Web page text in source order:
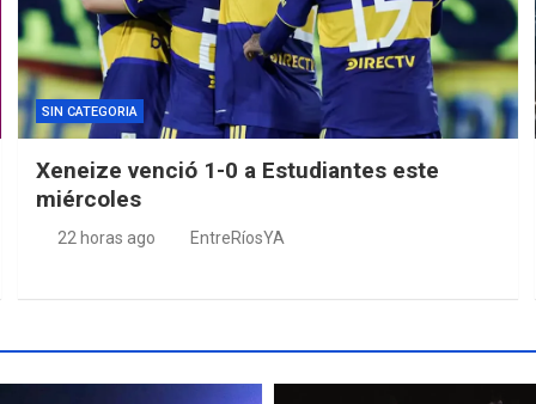
SIN CATEGORIA
Xeneize venció 1-0 a Estudiantes este
miércoles
22 horas ago EntreRíosYA